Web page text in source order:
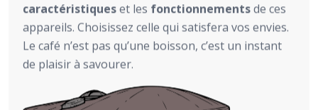
caractéristiqueset les fonctionnementsde ces
appareils. Choisissez celle qui satisfera vos envies.
Le café n’est pas qu’une boisson, c’est un instant
de plaisir à savourer.